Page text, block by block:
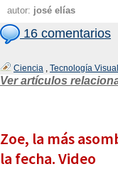
autor: josé elías
16 comentarios
Ciencia , Tecnología Visual
Ver artículos
Zoe, la más
la fecha. Video